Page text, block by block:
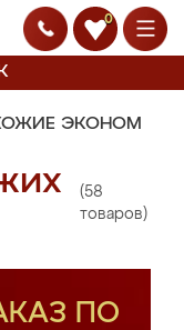
0
ЭКОНОМ
(58
товаров)
ПО